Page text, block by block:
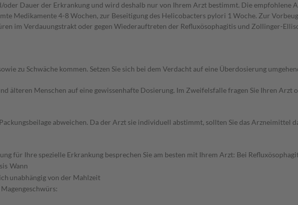
Dauer der Erkrankung und wird deshalb nur von Ihrem Arzt bestimmt. Die empfohlene
Medikamente 4-8 Wochen, zur Beseitigung des Helicobacters pylori 1 Woche. Zur
im Verdauungstrakt oder gegen Wiederauftreten der Refluxösophagitis und Zollinger-
zu Schwäche kommen. Setzen Sie sich bei dem Verdacht auf eine Überdosierung
älteren Menschen auf eine gewissenhafte Dosierung. Im Zweifelsfalle fragen Sie Ihren
abweichen. Da der Arzt sie individuell abstimmt, sollten Sie das Arzneimittel
für Ihre spezielle Erkrankung besprechen Sie am besten mit Ihrem Arzt: Bei
Wann
unabhängig von der Mahlzeit